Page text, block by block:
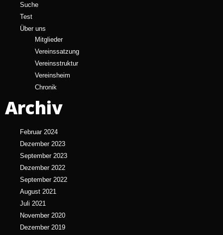
Suche
Test
Über uns
Mitglieder
Vereinssatzung
Vereinsstruktur
Vereinsheim
Chronik
Archiv
Februar 2024
Dezember 2023
September 2023
Dezember 2022
September 2022
August 2021
Juli 2021
November 2020
Dezember 2019